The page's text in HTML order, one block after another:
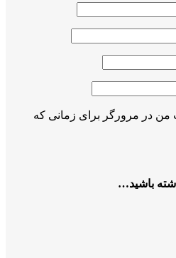
من در مرورگر برای زمانی که
باشید…